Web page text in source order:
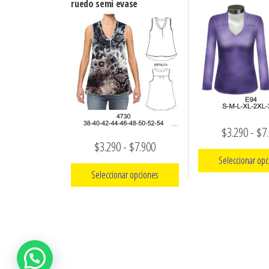
ruedo semi evase
$3.290- $7.900Rango
de
precios:
Seleccionar opciones
$3.290- $
Seleccionar